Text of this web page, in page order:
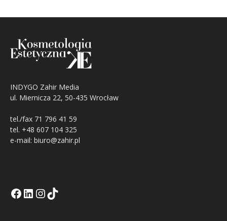
INDYGO Zahir Media
ul. Miernicza 22, 50-435 Wrocław
tel./fax 71 796 41 59
tel. +48 607 104 325
e-mail: biuro@zahir.pl
Facebook
LinkedIn
Tik Tok KEInstagramm KE